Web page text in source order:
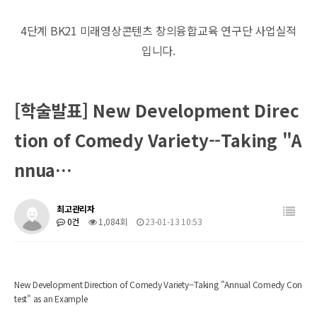
4단계 BK21 미래영상콘텐츠 창의융합교육 연구단 사업실적
입니다.
[학술발표] New Development Direc
tion of Comedy Variety--Taking "A
nnua…
최고관리자
0건
1,084회 23-01-13 10:53
New Development Direction of Comedy Variety--Taking "Annual Comedy Con
test" as an Example